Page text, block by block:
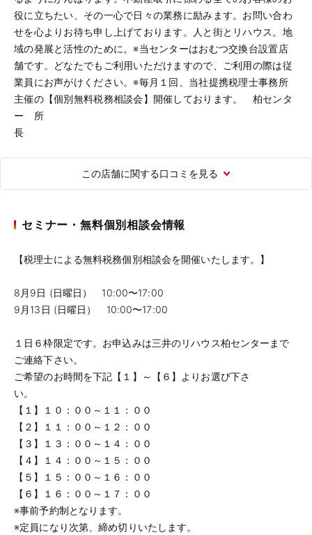
役に立ちたい、その一心で日々の業務に励みます。お問い合わ
せを心よりお待ち申し上げております。人と街とリハウス。地
域の発展と活性のために。※当センターはおむつ交換台設置店
舗です。どなたでもご利用いただけますので、ご利用の際は従
業員にお声がけください。※毎月１回、当社提携税理士事務所
主催の【個別無料税務相談会】開催しております。 柏センタ
ー 所
この店舗に関する口コミを見る
セミナー・無料個別相談会情報
【税理士による無料税務個別相談会を開催いたします。】
8月9日 (日曜日） 10:00〜17:00
9月13日 (日曜日） 10:00〜17:00
１日６枠限定です。お申込みは三井のリハウス柏センターまで
ご連絡下さい。
ご希望のお時間を下記【１】～【６】よりお選び下さ
い。
【１】１０：００～１１：００
【２】１１：００～１２：００
【３】１３：００～１４：００
【４】１４：００～１５：００
【５】１５：００～１６：００
【６】１６：００～１７：００
※事前予約制となります。
※定員になり次第、締め切りいたします。